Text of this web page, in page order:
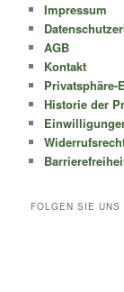
Impressum
AGB
Kontakt
Privatsphäre-
Historie der
FOLGEN SIE UNS